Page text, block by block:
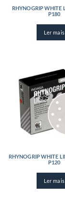
RHYNOGRIP WHITE
P180
Ler mais
RHYNOGRIP WHITE
P120
Ler mais